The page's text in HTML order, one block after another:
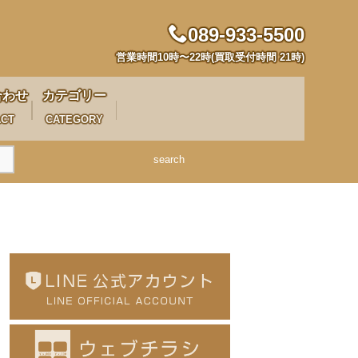
089-933-5500
営業時間10時〜22時(買取受付時間 21時)
わせ カテゴリー
CATEGORY
search